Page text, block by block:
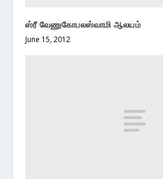
ஸ்ரீ வேணுகோபலஸ்வாமி ஆலயம்
June 15, 2012